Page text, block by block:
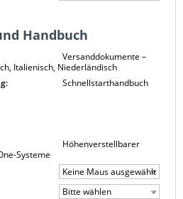
Handbuch
Versanddokumente –
Italienisch, Niederländisch
Schnellstarthandbuch
Höhenverstellbarer
Systeme
Keine Maus ausgewählt
Bitte wählen